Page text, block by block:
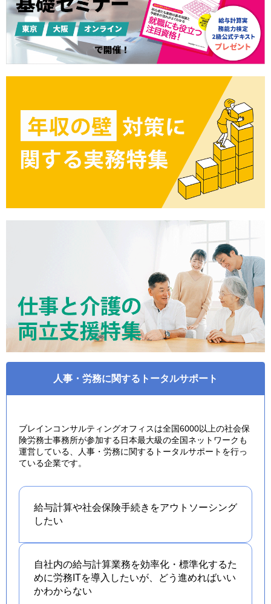
人事・労務に関するトータルサポート
ブレインコンサルティングオフィスは全国6000以上の社会保
険労務士事務所が参加する日本最大級の全国ネットワークも
運営している、人事・労務に関するトータルサポートを行っ
ている企業です。
給与計算や社会保険手続きをアウトソーシング
したい
自社内の給与計算業務を効率化・標準化するた
めに労務ITを導入したいが、どう進めればいい
かわからない